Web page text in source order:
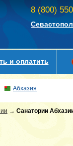
8 (800)
и оплатить
Абхазия
→ Санатории